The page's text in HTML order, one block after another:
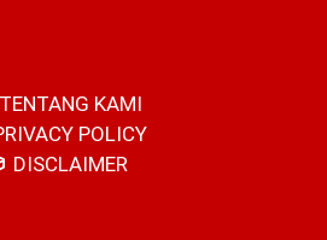
TENTANG KAMI
POLICY
DISCLAIMER